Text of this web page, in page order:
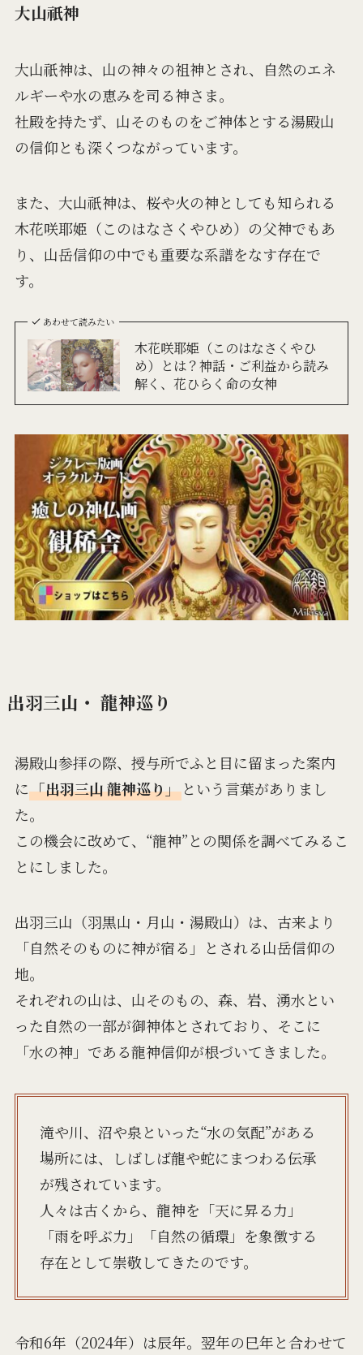
大山祇神
大山祇神は、山の神々の祖神とされ、自然のエネ
ルギーや水の恵みを司る神さま。
社殿を持たず、山そのものをご神体とする湯殿山
の信仰とも深くつながっています。
また、大山祇神は、桜や火の神としても知られる
木花咲耶姫（このはなさくやひめ）の父神でもあ
り、山岳信仰の中でも重要な系譜をなす存在で
す。
あわせて読みたい
木花咲耶姫（このはなさくやひ
め）とは？神話・ご利益から読み
解く、花ひらく命の女神
出羽三山・ 龍神巡り
湯殿山参拝の際、授与所でふと目に留まった案内
に「出羽三山 龍神巡り」という言葉がありまし
た。
この機会に改めて、“龍神”との関係を調べてみるこ
とにしました。
出羽三山（羽黒山・月山・湯殿山）は、古来より
「自然そのものに神が宿る」とされる山岳信仰の
地。
それぞれの山は、山そのもの、森、岩、湧水とい
った自然の一部が御神体とされており、そこに
「水の神」である龍神信仰が根づいてきました。
滝や川、沼や泉といった“水の気配”がある
場所には、しばしば龍や蛇にまつわる伝承
が残されています。
人々は古くから、龍神を「天に昇る力」
「雨を呼ぶ力」「自然の循環」を象徴する
存在として崇敬してきたのです。
令和6年（2024年）は辰年。翌年の巳年と合わせて